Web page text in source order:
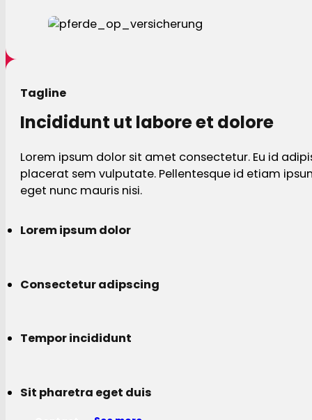
Tagline
Incididunt ut labore et dolore
Lorem ipsum dolor sit amet consectetur. Eu id
placerat sem vulputate. Pellentesque id etiam
eget nunc mauris nisi.
Lorem ipsum dolor
Consectetur adipscing
Tempor incididunt
Sit pharetra eget duis